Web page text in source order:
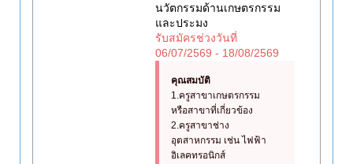
นวัตกรรมด้านเกษตรกรรม
และประมง
รับสมัครช่วงวันที่
06/07/2569 - 18/08/2569
คุณสมบัติ
1.ครูสาขาเกษตรกรรม
หรือสาขาที่เกี่ยวข้อง
2.ครูสาขาช่าง
อุตสาหกรรม เช่น ไฟฟ้า
อิเลคทรอนิกส์